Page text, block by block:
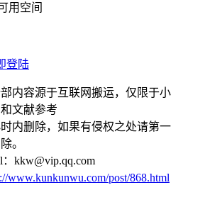
用空间
登陆
内容源于互联网搬运，仅限于小
文献参考
内删除，如果有侵权之处请第一
。
kkw@vip.qq.com
www.kunkunwu.com/post/868.html